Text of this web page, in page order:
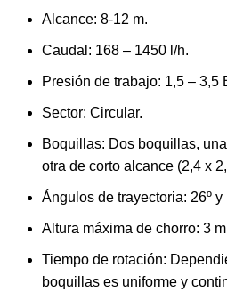
Alcance: 8-12 m.
Caudal: 168 – 1450 l/h.
Presión de trabajo: 1,5 – 3,5
Sector: Circular.
Boquillas: Dos boquillas,
otra de corto alcance (2,4 x
Ángulos de trayectoria: 26º y
Altura máxima de chorro: 3
Tiempo de rotación:
boquillas es uniforme y